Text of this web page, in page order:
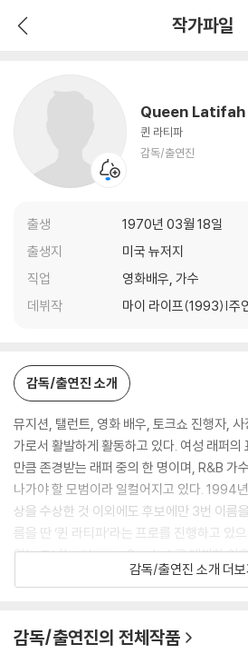
작가파일
Queen Latifah
퀸 라티파
감독/출연진
출생
1970년 03월 18일
출생지
미국 뉴저지
직업
영화배우, 가수
데뷔작
마이 라이프(1993)|주
감독/출연진 소개
뮤지션, 탤런트, 영화 배우, 토크쇼 진행자,
가로서 활발하게 활동하고 있다. 여성 래퍼의
만큼 존경받는 래퍼 중의 한 명이며, R&B 가
나가야 할 모범이라 일컬어지고 있다. 1994
상을 수상한 것 이외에도 후보에만 3번 이름
름을 딴 ‘퀸 라티파’라는 프로를 진행하고 있
있는 그녀는 < Living Single >로 데뷔한
등 유수의 텔레비전 시리즈에서도 사랑을 받
시상식 최우수 여우상 부문에서 후보로 지명
감독/출연진 소개 더보
감독/출연진의 전체작품